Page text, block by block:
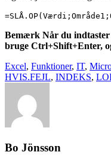
Bemærk Når du indtaster
bruge Ctrl+Shift+Enter,
Excel, Funktioner, IT,
HVIS.FEJL, INDEKS,
Bo Jönsson